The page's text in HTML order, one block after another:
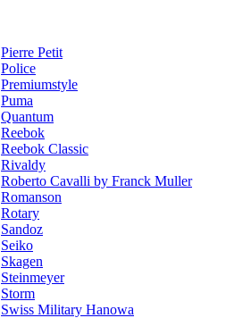
Pierre Petit
Police
Premiumstyle
Puma
Quantum
Reebok
Reebok Classic
Rivaldy
Roberto Cavalli by Franck Muller
Romanson
Rotary
Sandoz
Seiko
Skagen
Steinmeyer
Storm
Swiss Military Hanowa